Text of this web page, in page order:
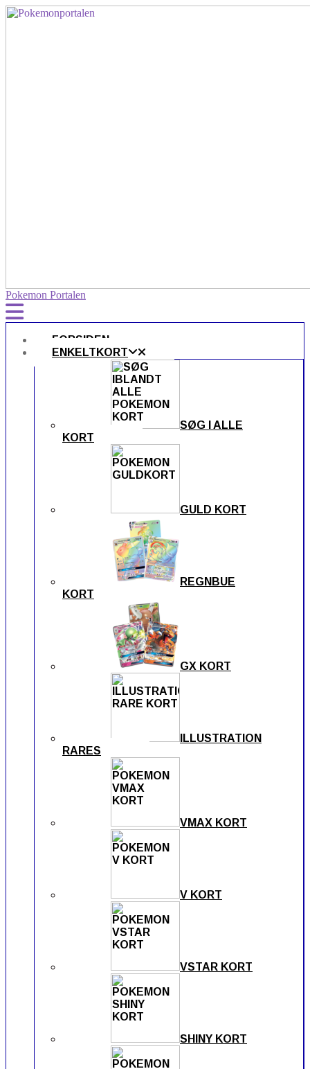
Pokemon Portalen
FORSIDEN
ENKELTKORT
SØG I ALLE
KORT
GULD KORT
REGNBUE
KORT
GX KORT
ILLUSTRATION
RARES
VMAX KORT
V KORT
VSTAR KORT
SHINY KORT